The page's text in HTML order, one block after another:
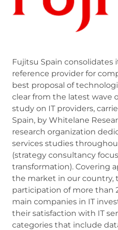
Fujitsu Spain consolidates
reference provider for
best proposal of
clear from the latest wave
study on IT providers,
Spain, by Whitelane
research organization
services studies
(strategy consultancy
transformation). Covering
the market in our country,
participation of more than
main companies in IT
their satisfaction with IT
categories that include